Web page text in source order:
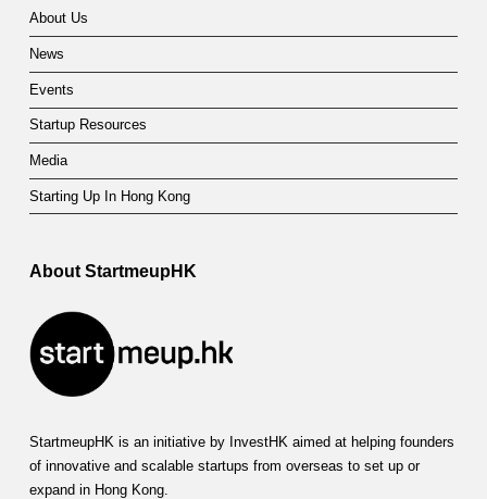
About Us
News
Events
Startup Resources
Media
Starting Up In Hong Kong
About StartmeupHK
StartmeupHK is an initiative by InvestHK aimed at helping founders
of innovative and scalable startups from overseas to set up or
expand in Hong Kong.